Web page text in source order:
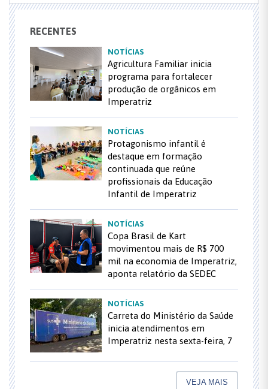
RECENTES
NOTÍCIAS
Agricultura Familiar inicia
programa para fortalecer
produção de orgânicos em
Imperatriz
NOTÍCIAS
Protagonismo infantil é
destaque em formação
continuada que reúne
profissionais da Educação
Infantil de Imperatriz
NOTÍCIAS
Copa Brasil de Kart
movimentou mais de R$ 700
mil na economia de Imperatriz,
aponta relatório da SEDEC
NOTÍCIAS
Carreta do Ministério da Saúde
inicia atendimentos em
Imperatriz nesta sexta-feira, 7
VEJA MAIS